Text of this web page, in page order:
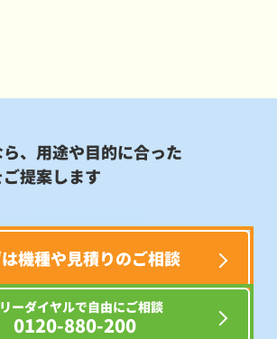
、用途や目的に合った
提案します
機種や見積りのご相談
ーダイヤルで自由にご相談
0120-880-200